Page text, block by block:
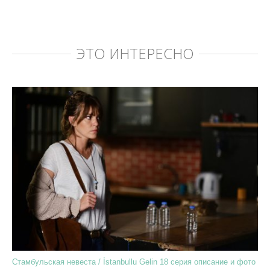
ЭТО ИНТЕРЕСНО
Стамбульская невеста / İstanbullu Gelin 18 серия описание и фото